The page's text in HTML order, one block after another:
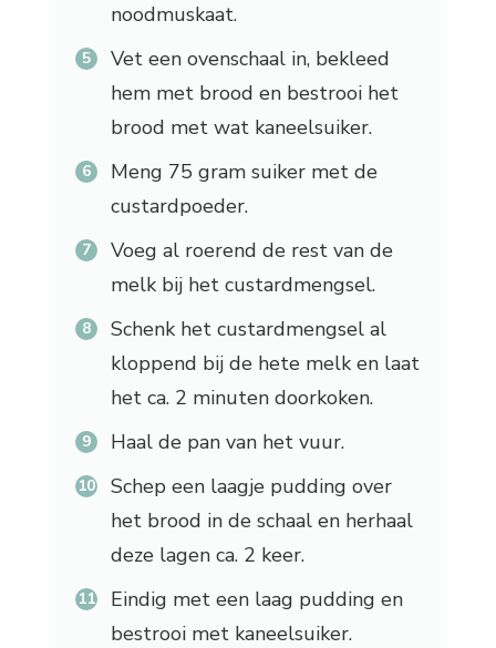
noodmuskaat.
Vet een ovenschaal in, bekleed
hem met brood en bestrooi het
brood met wat kaneelsuiker.
Meng 75 gram suiker met de
custardpoeder.
Voeg al roerend de rest van de
melk bij het custardmengsel.
Schenk het custardmengsel al
kloppend bij de hete melk en laat
het ca. 2 minuten doorkoken.
Haal de pan van het vuur.
Schep een laagje pudding over
het brood in de schaal en herhaal
deze lagen ca. 2 keer.
Eindig met een laag pudding en
bestrooi met kaneelsuiker.